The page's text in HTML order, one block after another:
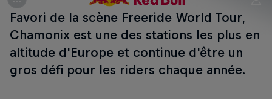
Favori de la scène Freeride World Tour,
Chamonix est une des stations les plus en
altitude d'Europe et continue d'être un
gros défi pour les riders chaque année.